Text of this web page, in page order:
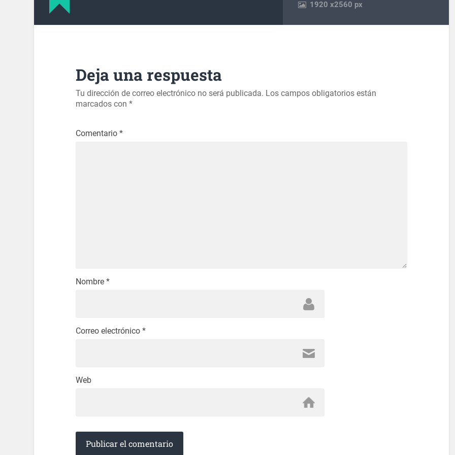
1920x2560 px
Deja una respuesta
Tu dirección de correo electrónico no será publicada. Los campos obligatorios están
marcados con *
Comentario *
Nombre *
Correo electrónico *
Web